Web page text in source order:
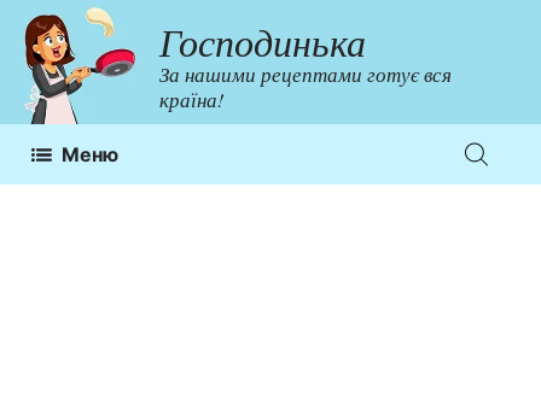
Перейти
до
контенту
Господинька
За нашими рецептами готує вся
країна!
Меню